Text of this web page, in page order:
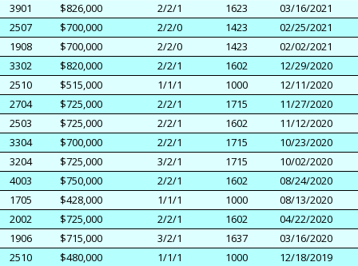
3901
$826,000 2/2/1 1623
03/16/2021
2507
$700,000 2/2/0 1423
02/25/2021
1908
$700,000 2/2/0 1423
02/02/2021
3302
$820,000 2/2/1 1602
12/29/2020
2510
$515,000 1/1/1 1000
12/11/2020
2704
$725,000 2/2/1 1715
11/27/2020
2503
$725,000 2/2/1 1602
11/12/2020
3304
$700,000 2/2/1 1715
10/23/2020
3204
$725,000 3/2/1 1715
10/02/2020
4003
$750,000 2/2/1 1602
08/24/2020
1705
$428,000 1/1/1 1000
08/13/2020
2002
$725,000 2/2/1 1602
04/22/2020
1906
$715,000 3/2/1 1637
03/16/2020
2510
$480,000 1/1/1 1000
12/18/2019